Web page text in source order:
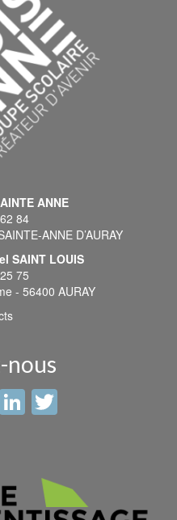
ANNE
84
ANNE D’AURAY
SAINT LOUIS
75
- 56400 AURAY
nous
Instagram
LinkedIn